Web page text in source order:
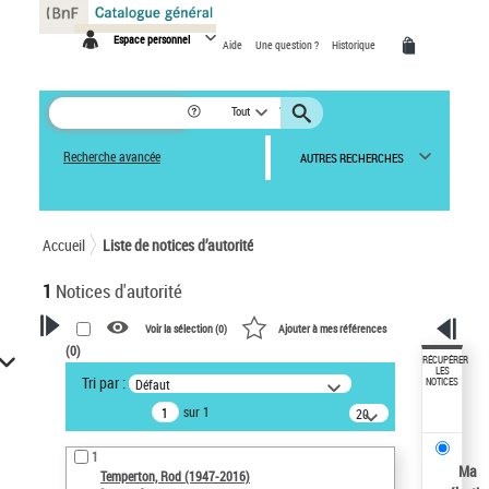
Espace personnel Aide Une question ? Historique
Tout
Recherche avancée AUTRES RECHERCHES
Accueil Liste de notices d’autorité
1 Notices d'autorité
VOTRE RECHERCHE
Recherche avancée dans les
notices d’autorité
Œuvres liées à l'auteur :
Temperton, Rod (1947-2016)
Voir la sélection (0) Ajouter à mes références
(0)
Tri par : Défaut
sur 1
20
résultats/page
1
Temperton, Rod (1947-2016)
RÉCUPÉRER
LES
NOTICES
Ma
Panneau de gestion des cookies